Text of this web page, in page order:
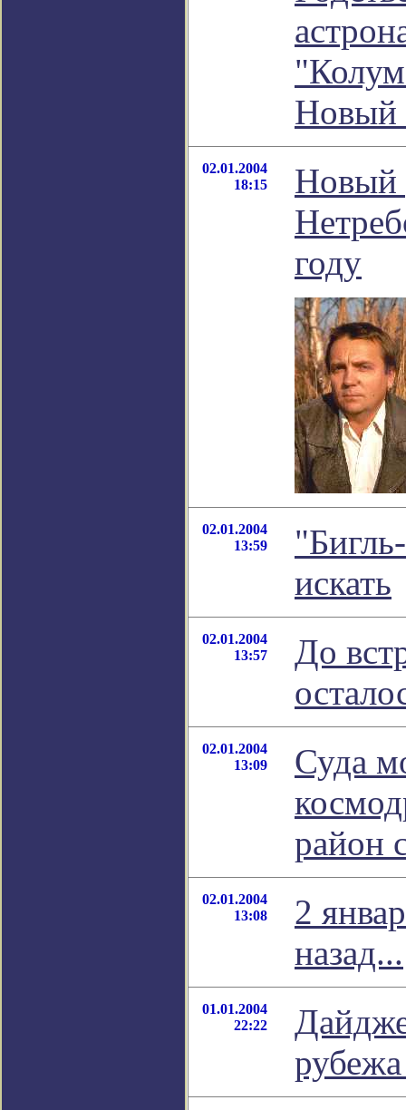
Новый
02.01.2004
18:15
Новый
году
02.01.2004
13:59
искать
02.01.2004
13:57
До
02.01.2004
13:09
Суда
район
02.01.2004
13:08
2
назад...
01.01.2004
22:22